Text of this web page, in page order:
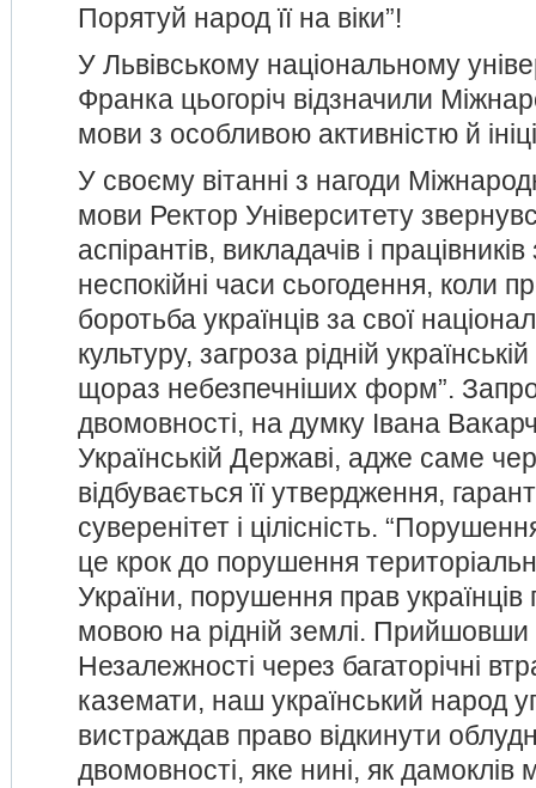
Порятуй народ її на віки”!
У Львівському національному
Франка цьогоріч відзначили
мови з особливою активністю й
У своєму вітанні з нагоди
мови Ректор Університету
аспірантів, викладачів і
неспокійні часи сьогодення, коли
боротьба українців за свої
культуру, загроза рідній
щораз небезпечніших форм”.
двомовності, на думку Івана
Українській Державі, адже саме
відбувається її утвердження,
суверенітет і цілісність.
це крок до порушення
України, порушення прав українців
мовою на рідній землі. Прийшовши
Незалежності через багаторічні
каземати, наш український народ
вистраждав право відкинути
двомовності, яке нині, як дамоклів